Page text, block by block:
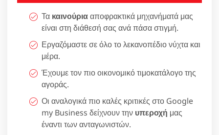
Τα καινούριααποφρακτικά μηχανήματά μας
είναι στη διάθεσή σας ανά πάσα στιγμή.
Εργαζόμαστε σε όλο το λεκανοπέδιο νύχτα και
μέρα.
Έχουμε τον πιο οικονομικό τιμοκατάλογο της
αγοράς.
Οι αναλογικά πιο καλές κριτικές στο Google
my Business δείχνουν την υπεροχή μας
έναντι των ανταγωνιστών.